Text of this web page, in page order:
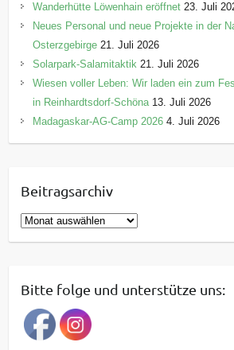
Wanderhütte Löwenhain eröffnet 23. Juli
Neues Personal und neue Projekte in der
Osterzgebirge 21. Juli 2026
Solarpark-Salamitaktik 21. Juli 2026
Wiesen voller Leben: Wir laden ein zum
in Reinhardtsdorf-Schöna 13. Juli 2026
Madagaskar-AG-Camp 2026 4. Juli 2026
Beitragsarchiv
B
e
r
a
g
Bitte folge und unterstütze uns: